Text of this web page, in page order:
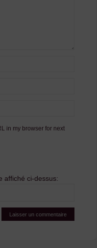
in my browser for next
affiché ci-dessus: